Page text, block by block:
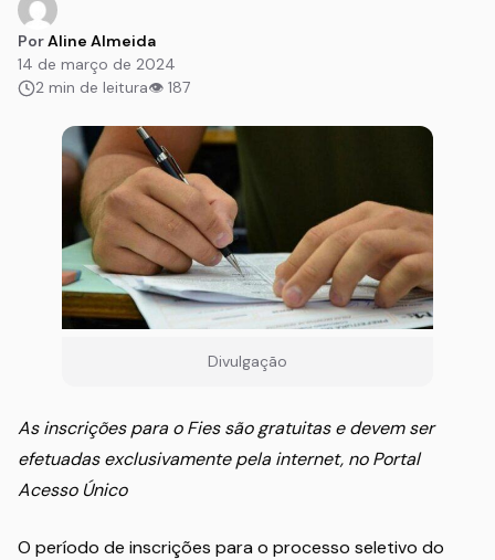
PorAline Almeida
14 de março de 2024
2 min de leitura👁 187
Divulgação
As inscrições para o Fies são gratuitas e devem ser
efetuadas exclusivamente pela internet, no Portal
Acesso Único
O período de inscrições para o processo seletivo do